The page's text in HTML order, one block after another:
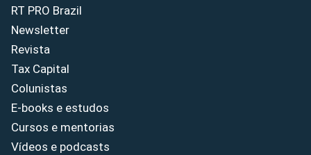
RT PRO Brazil
Newsletter
Revista
Tax Capital
Colunistas
E-books e estudos
Cursos e mentorias
Vídeos e podcasts